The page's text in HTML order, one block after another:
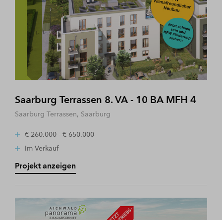
Saarburg Terrassen 8. VA - 10 BA MFH 4
Saarburg Terrassen, Saarburg
€ 260.000 - € 650.000
Im Verkauf
Projekt anzeigen